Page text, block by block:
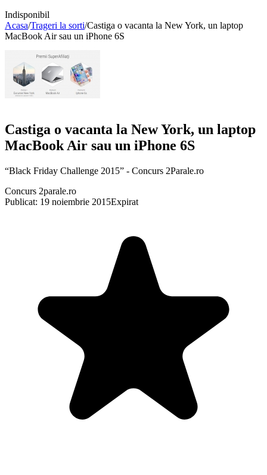
Indisponibil
Acasa/Trageri la sorti/Castiga o vacanta la New York, un laptop
MacBook Air sau un iPhone 6S
Castiga o vacanta la New York, un laptop
MacBook Air sau un iPhone 6S
“Black Friday Challenge 2015” - Concurs 2Parale.ro
Concurs 2parale.ro
Publicat: 19 noiembrie 2015Expirat